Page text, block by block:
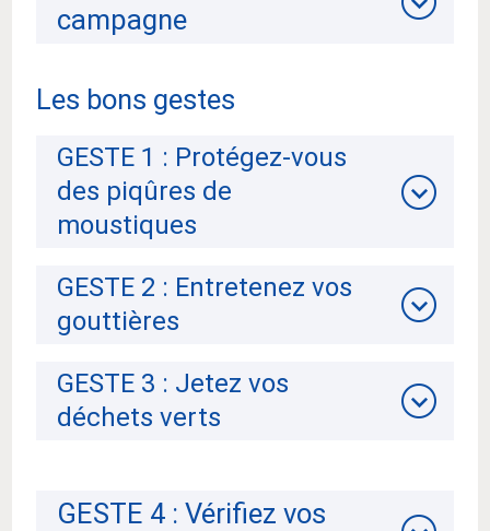
campagne
Les bons gestes
GESTE 1 : Protégez-vous
des piqûres de
moustiques
GESTE 2 : Entretenez vos
gouttières
GESTE 3 : Jetez vos
déchets verts
GESTE 4 : Vérifiez vos